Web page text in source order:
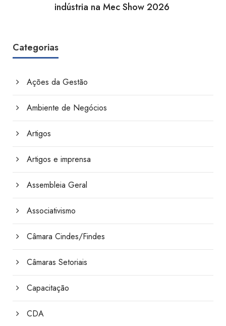
indústria na Mec Show 2026
Categorias
Ações da Gestão
Ambiente de Negócios
Artigos
Artigos e imprensa
Assembleia Geral
Associativismo
Câmara Cindes/Findes
Câmaras Setoriais
Capacitação
CDA